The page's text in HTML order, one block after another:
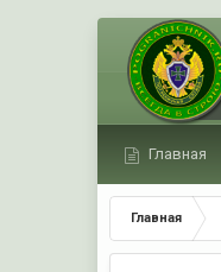
Главная
Главная